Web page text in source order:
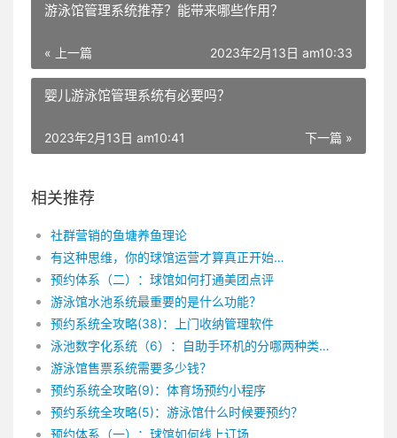
游泳馆管理系统推荐？能带来哪些作用？
« 上一篇 2023年2月13日 am10:33
婴儿游泳馆管理系统有必要吗？
下一篇 »
2023年2月13日 am10:41
相关推荐
社群营销的鱼塘养鱼理论
有这种思维，你的球馆运营才算真正开始…
预约体系（二）：球馆如何打通美团点评
游泳馆水池系统最重要的是什么功能？
预约系统全攻略(38)：上门收纳管理软件
泳池数字化系统（6）：自助手环机的分哪两种类型？
游泳馆售票系统需要多少钱？
预约系统全攻略(9)：体育场预约小程序
预约系统全攻略(5)：游泳馆什么时候要预约？
预约体系（一）：球馆如何线上订场